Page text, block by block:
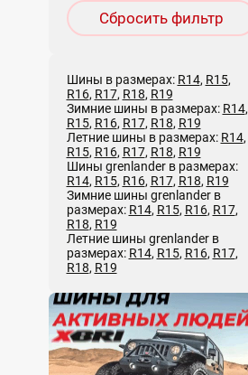
Сбросить фильтр
Шины в размерах: R14, R15,
R16, R17, R18, R19
Зимние шины в размерах: R14,
R15, R16, R17, R18, R19
Летние шины в размерах: R14,
R15, R16, R17, R18, R19
Шины grenlander в размерах:
R14, R15, R16, R17, R18, R19
Зимние шины grenlander в
размерах: R14, R15, R16, R17,
R18, R19
Летние шины grenlander в
размерах: R14, R15, R16, R17,
R18, R19